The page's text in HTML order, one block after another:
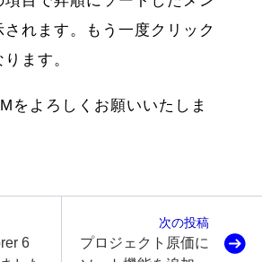
れます。もう一度クリック
ます。
をよろしくお願いいたしま
6
次の投稿
プロジェクト原価に